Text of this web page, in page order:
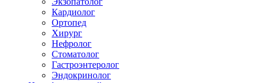
Кардиолог
Ортопед
Хирург
Нефролог
Стоматолог
Гастроэнтеролог
Эндокринолог